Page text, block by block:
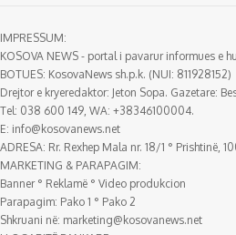
IMPRESSUM:
KOSOVA NEWS - portal i pavarur informues e
BOTUES: KosovaNews sh.p.k. (NUI: 811928152)
Drejtor e kryeredaktor: Jeton Sopa. Gazetare:
Tel: 038 600 149, WA: +38346100004.
E: info@kosovanews.net
ADRESA: Rr. Rexhep Mala nr. 18/1 ° Prishtinë,
MARKETING & PARAPAGIM:
Banner ° Reklamë ° Video produkcion
Parapagim: Pako 1 ° Pako 2
Shkruani në: marketing@kosovanews.net